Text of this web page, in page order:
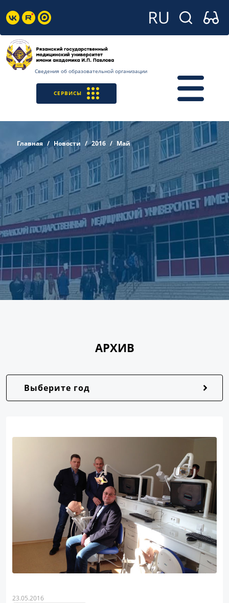
Сведения об образовательной организации
СЕРВИСЫ
Главная Новости 2016 Май
АРХИВ
Выберите год
23.05.2016